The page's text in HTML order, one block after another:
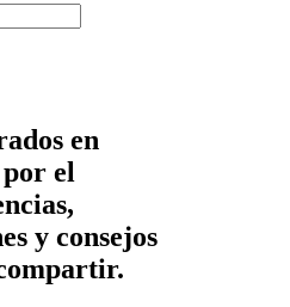
en
el
y consejos